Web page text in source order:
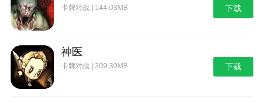
卡牌对战 | 144.03MB 下载
神医
卡牌对战 | 309.30MB 下载